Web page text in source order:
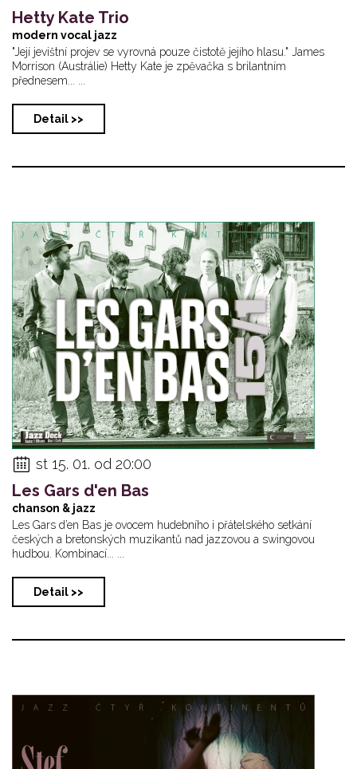
Hetty Kate Trio
modern vocal jazz
"Její jevištní projev se vyrovná pouze čistotě jejího hlasu." James
Morrison (Austrálie) Hetty Kate je zpěvačka s brilantním
přednesem... ...
Detail >>
st 15. 01. od 20:00
Les Gars d'en Bas
chanson & jazz
Les Gars d’en Bas je ovocem hudebního i přátelského setkání
českých a bretonských muzikantů nad jazzovou a swingovou
hudbou. Kombinací... ...
Detail >>